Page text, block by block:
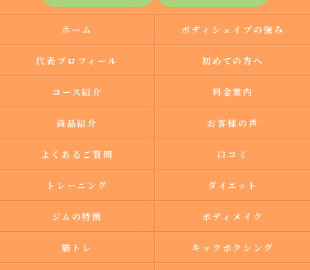
ホーム ボディシェイプの強み
代表プロフィール 初めての方へ
コース紹介 料金案内
商品紹介 お客様の声
よくあるご質問 口コミ
トレーニング ダイエット
ジムの特徴 ボディメイク
筋トレ キックボクシング